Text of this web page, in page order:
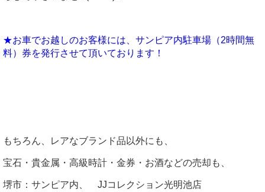
★お車でお越しのお客様には、サンピア内駐車場（2時間無
料）券を発行させて頂いております！
もちろん、レアなブランド品以外にも、
宝石・貴金属・高級時計・金券・お酒などの売却も、
堺市：サンピア内、 JJコレクション光明池店